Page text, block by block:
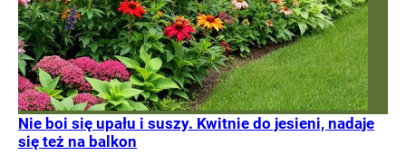
Nie boi się upału i suszy. Kwitnie do jesieni, nadaje
się też na balkon